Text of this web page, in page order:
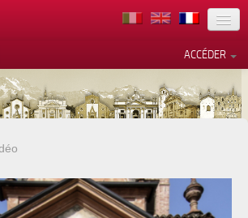
ACCÉDER
de la collecte
Vos choix en matière de